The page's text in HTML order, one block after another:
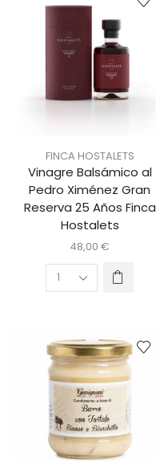
FINCA HOSTALETS
Vinagre Balsámico al
Pedro Ximénez Gran
Reserva 25 Años Finca
Hostalets
48,00 €